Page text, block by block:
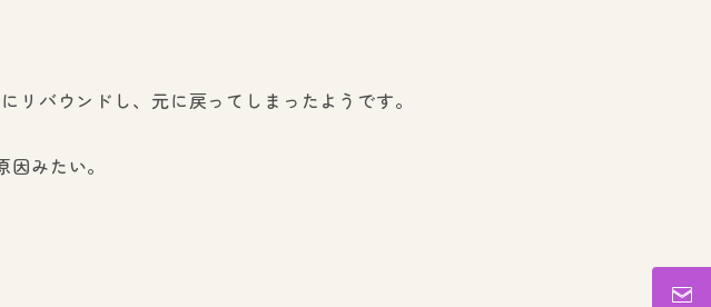
バウンドし、元に戻ってしまったようです。
みたい。